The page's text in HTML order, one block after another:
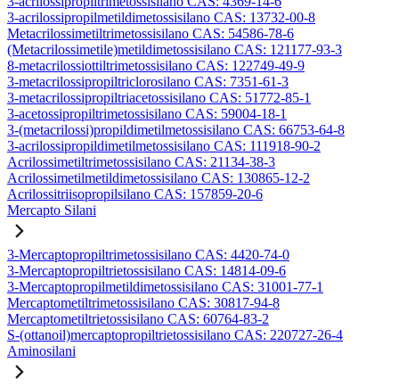
3-acrilossipropilmetildimetossisilano CAS: 13732-00-8
Metacrilossimetiltrimetossisilano CAS: 54586-78-6
(Metacrilossimetile)metildimetossisilano CAS: 121177-93-3
8-metacrilossiottiltrimetossisilano CAS: 122749-49-9
3-metacrilossipropiltriclorosilano CAS: 7351-61-3
3-metacrilossipropiltriacetossisilano CAS: 51772-85-1
3-acetossipropiltrimetossisilano CAS: 59004-18-1
3-(metacrilossi)propildimetilmetossisilano CAS: 66753-64-8
3-acrilossipropildimetilmetossisilano CAS: 111918-90-2
Acrilossimetiltrimetossisilano CAS: 21134-38-3
Acrilossimetilmetildimetossisilano CAS: 130865-12-2
Acrilossitriisopropilsilano CAS: 157859-20-6
Mercapto Silani
3-Mercaptopropiltrimetossisilano CAS: 4420-74-0
3-Mercaptopropiltrietossisilano CAS: 14814-09-6
3-Mercaptopropilmetildimetossisilano CAS: 31001-77-1
Mercaptometiltrimetossisilano CAS: 30817-94-8
Mercaptometiltrietossisilano CAS: 60764-83-2
S-(ottanoil)mercaptopropiltrietossisilano CAS: 220727-26-4
Aminosilani